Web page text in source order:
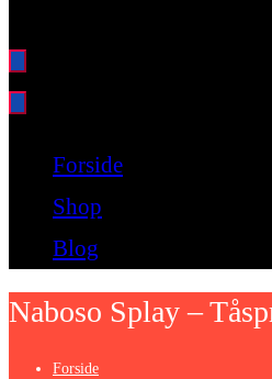
Bare endnu et fitness
Forside
Shop
Blog
Naboso Splay –
Forside